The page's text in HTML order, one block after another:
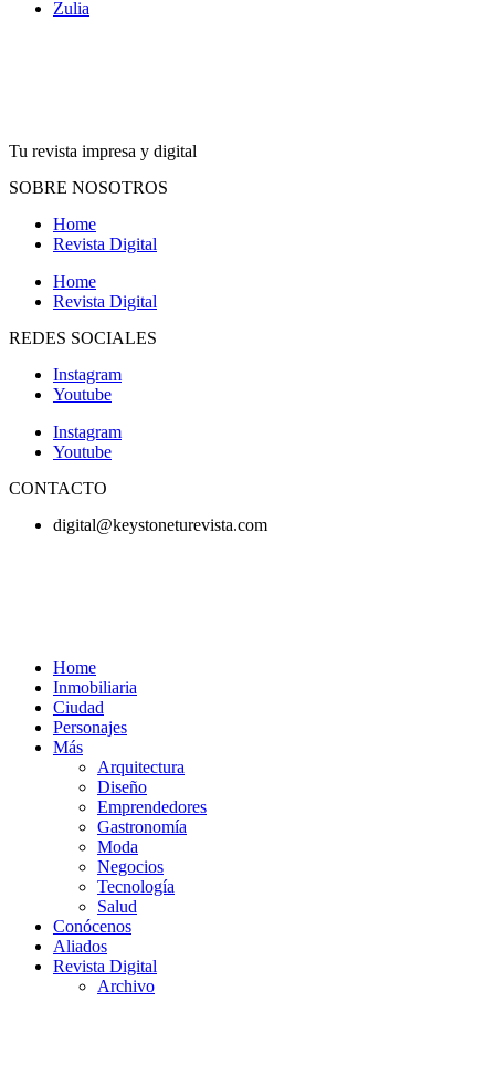
Zulia
Tu revista impresa y digital
SOBRE NOSOTROS
Home
Revista Digital
Home
Revista Digital
REDES SOCIALES
Instagram
Youtube
Instagram
Youtube
CONTACTO
digital@keystoneturevista.com
Home
Inmobiliaria
Ciudad
Personajes
Más
Arquitectura
Diseño
Emprendedores
Gastronomía
Moda
Negocios
Tecnología
Salud
Conócenos
Aliados
Revista Digital
Archivo